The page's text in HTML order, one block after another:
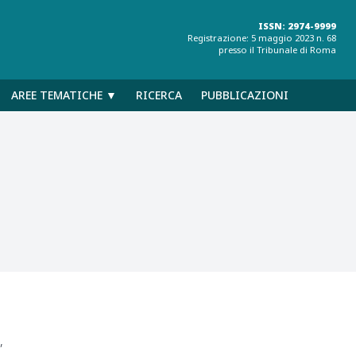
ISSN: 2974-9999
Registrazione: 5 maggio 2023 n. 68
presso il Tribunale di Roma
AREE TEMATICHE ▼ RICERCA PUBBLICAZIONI